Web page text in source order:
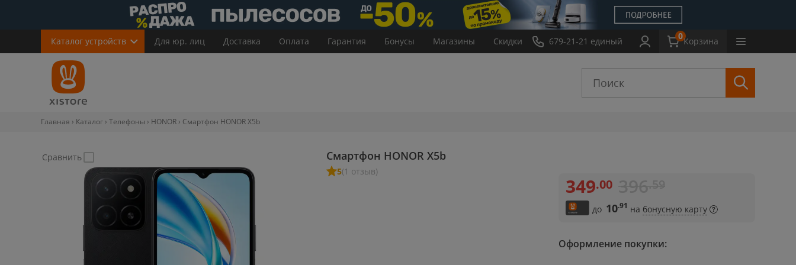
Каталог устройств Для юр. лиц Доставка Оплата Гарантия Бонусы Магазины Скидки Обмен Выкуп Новости Обзоры Инструкции
679-21-21 единый 0Корзина
Главная Каталог Телефоны HONOR Смартфон HONOR X5b
Сравнить Смартфон HONOR X5b
5(1 отзыв)
349.00
до 10.91 на бонусную карту
Оформление покупки: